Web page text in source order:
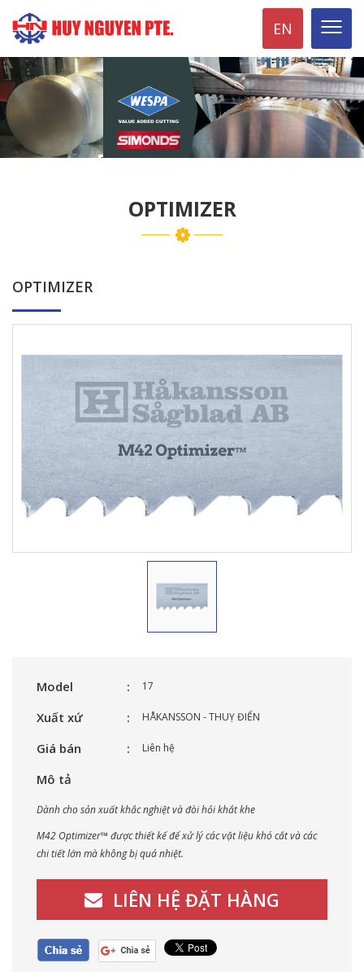
EN
OPTIMIZER
OPTIMIZER
Model 17
Xuất xứ HÅKANSSON - THUỴ ĐIỂN
Giá bán Liên hệ
Mô tả
Dành cho sản xuất khắc nghiệt và đòi hỏi khắt khe
M42 Optimizer™ được thiết kế để xử lý các vật liệu khó cắt và các
chi tiết lớn mà không bị quá nhiệt.
LIÊN HỆ ĐẶT HÀNG